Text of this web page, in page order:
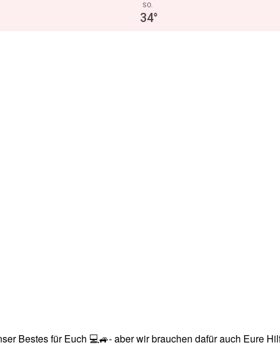
SO.
34°
Bestes für Euch 💻🚙- aber wir brauchen dafür auch Eure